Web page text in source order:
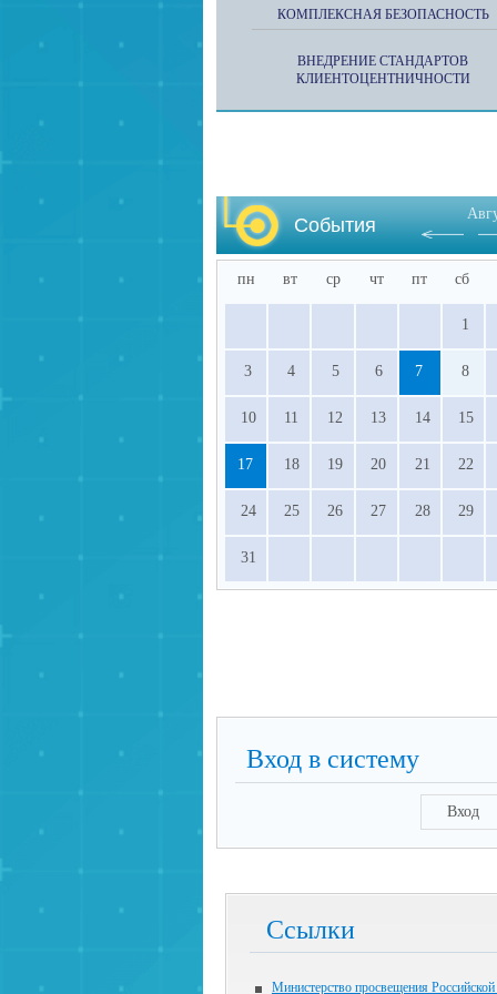
КОМПЛЕКСНАЯ БЕЗОПАСНОСТЬ
ВНЕДРЕНИЕ СТАНДАРТОВ
КЛИЕНТОЦЕНТНИЧНОСТИ
События
пн вт ср чт пт сб
1
3 4 5 6 7 8
10 11 12 13 14 15
17 18 19 20 21 22
24 25 26 27 28 29
31
Вход в систему
Вход
Ссылки
Министерство просвещения